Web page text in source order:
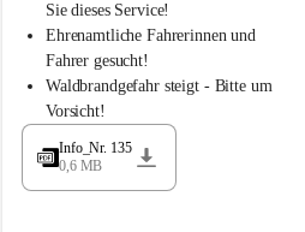
a
d
l
Sie dieses Service!
Ehrenamtliche Fahrerinnen und
Fahrer gesucht!
Waldbrandgefahr steigt - Bitte um
Vorsicht!
Info_Nr. 135
0,6 MB